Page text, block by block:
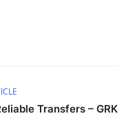
Transfers – GRK